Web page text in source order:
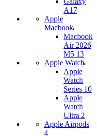
A17
Apple
Macbook
Macbook
Air 2026
M5 13
Apple Watch
Apple
Watch
Series 10
Apple
Watch
Ultra 2
Apple Airpods
4